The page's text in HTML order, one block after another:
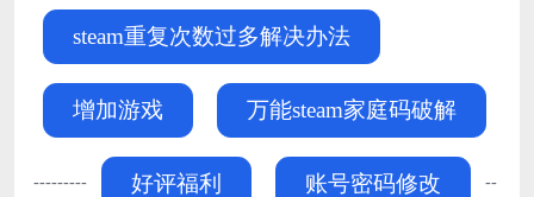
steam重复次数过多解决办法
增加游戏 万能steam家庭码破解
--------- 好评福利 账号密码修改 --